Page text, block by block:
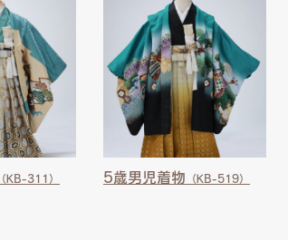
（KB-311） 5歳男児着物 （KB-519）